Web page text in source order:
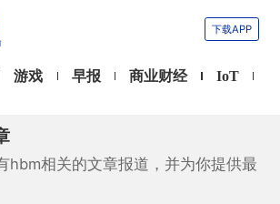
下载APP
游戏 早报 商业财经 IoT
hbm相关的文章报道，并为你提供最